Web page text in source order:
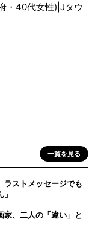
・40代女性)|Jタウ
一覧を見る
ストメッセージでも
、二人の「違い」と